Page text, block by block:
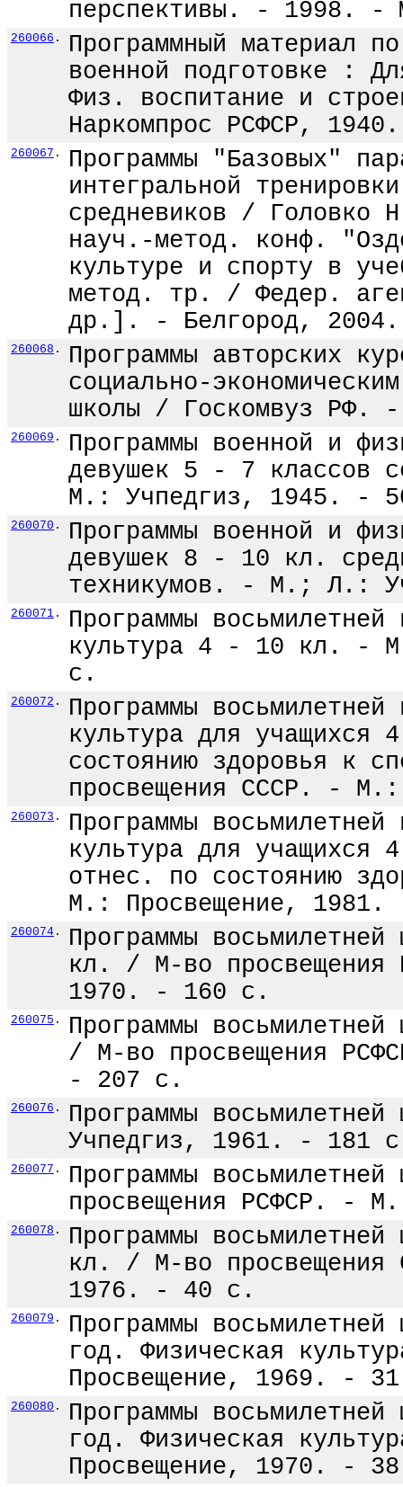
перспективы. - 1998.
260066 .
Программный материал
военной подготовке :
Физ. воспитание и
Наркомпрос РСФСР,
260067 .
Программы "Базовых"
интегральной
средневиков /
науч.-метод. конф.
культуре и спорту в
метод. тр. / Федер.
др.]. - Белгород,
260068 .
Программы авторских
социально-
школы / Госкомвуз
260069 .
Программы военной и
девушек 5 - 7 классов
М.: Учпедгиз, 1945. -
260070 .
Программы военной и
девушек 8 - 10 кл.
техникумов. - М.; Л.:
260071 .
Программы
культура 4 - 10 кл. -
с.
260072 .
Программы
культура для
состоянию здоровья к
просвещения СССР. -
260073 .
Программы
культура для
отнес. по состоянию
М.: Просвещение,
260074 .
Программы
кл. / М-во
1970. - 160 с.
260075 .
Программы
/ М-во просвещения
- 207 с.
260076 .
Программы
Учпедгиз, 1961. - 181
260077 .
Программы
просвещения РСФСР. -
260078 .
Программы
кл. / М-во
1976. - 40 с.
260079 .
Программы
год. Физическая
Просвещение, 1969. -
260080 .
Программы
год. Физическая
Просвещение, 1970. -